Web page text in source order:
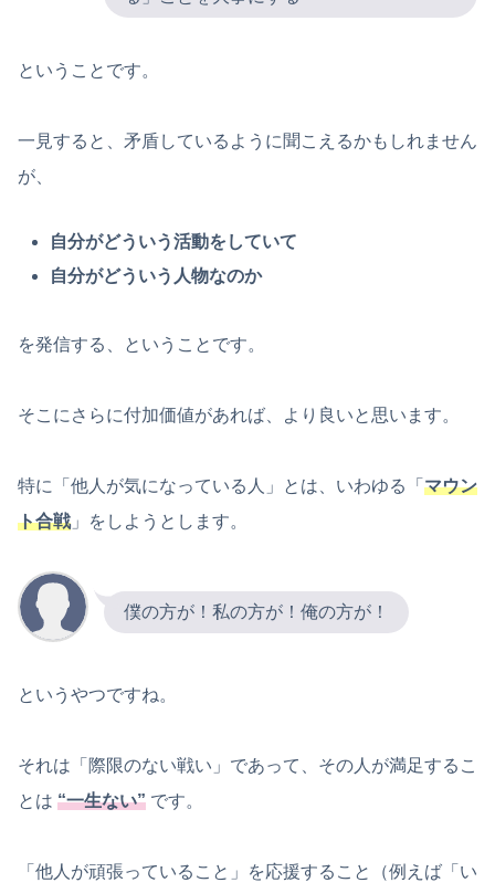
ということです。
一見すると、矛盾しているように聞こえるかもしれません
が、
自分がどういう活動をしていて
自分がどういう人物なのか
を発信する、ということです。
そこにさらに付加価値があれば、より良いと思います。
特に「他人が気になっている人」とは、いわゆる「 マウン
ト合戦」をしようとします。
僕の方が！私の方が！俺の方が！
というやつですね。
それは「際限のない戦い」であって、その人が満足するこ
とは “一生ない” です。
「他人が頑張っていること」を応援すること（例えば「い